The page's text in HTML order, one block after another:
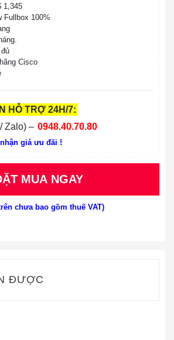
1,345
Fullbox 100%
Cisco
HỖ TRỢ 24H/7:
Zalo) – 0948.40.70.80
giá ưu đãi !
MUA NGAY
chưa bao gồm thuế VAT)
ĐƯỢC